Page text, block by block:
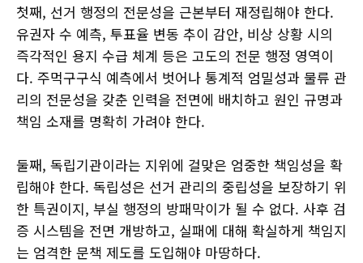
첫째, 선거 행정의 전문성을 근본부터 재정립해야 한다.
유권자 수 예측, 투표율 변동 추이 감안, 비상 상황 시의
즉각적인 용지 수급 체계 등은 고도의 전문 행정 영역이
다. 주먹구구식 예측에서 벗어나 통계적 엄밀성과 물류 관
리의 전문성을 갖춘 인력을 전면에 배치하고 원인 규명과
책임 소재를 명확히 가려야 한다.
둘째, 독립기관이라는 지위에 걸맞은 엄중한 책임성을 확
립해야 한다. 독립성은 선거 관리의 중립성을 보장하기 위
한 특권이지, 부실 행정의 방패막이가 될 수 없다. 사후 검
증 시스템을 전면 개방하고, 실패에 대해 확실하게 책임지
는 엄격한 문책 제도를 도입해야 마땅하다.